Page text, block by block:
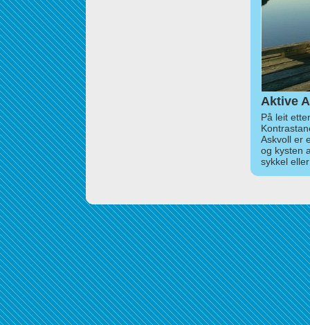
Aktive
På leit
Askvoll er
og kysten
sykkel